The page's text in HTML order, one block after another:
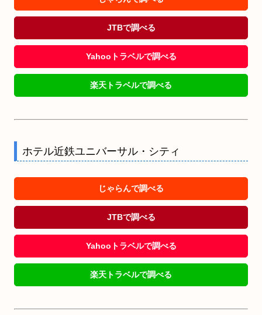
JTBで調べる
Yahooトラベルで調べる
楽天トラベルで調べる
ホテル近鉄ユニバーサル・シティ
じゃらんで調べる
JTBで調べる
Yahooトラベルで調べる
楽天トラベルで調べる